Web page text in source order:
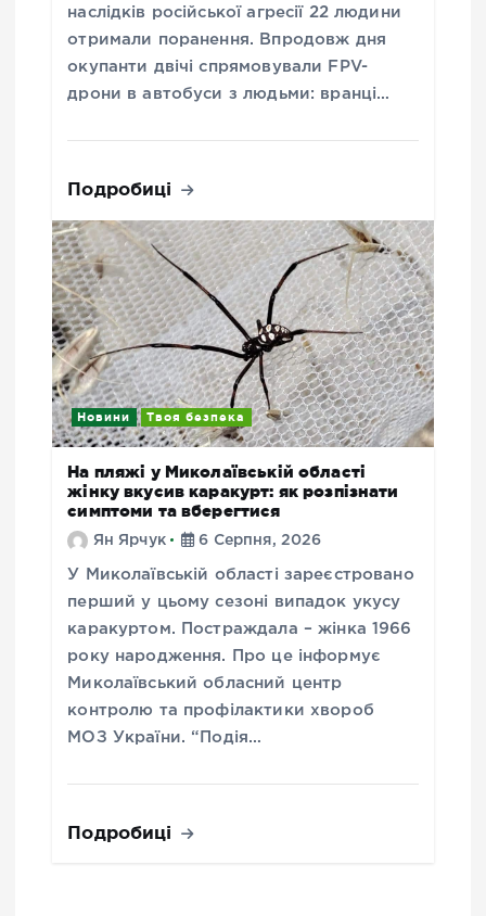
наслідків російської агресії 22 людини
отримали поранення. Впродовж дня
окупанти двічі спрямовували FPV-
дрони в автобуси з людьми: вранці…
Подробиці
Новини Твоя безпека
На пляжі у Миколаївській області
жінку вкусив каракурт: як розпізнати
симптоми та вберегтися
Ян Ярчук 6 Серпня, 2026
У Миколаївській області зареєстровано
перший у цьому сезоні випадок укусу
каракуртом. Постраждала – жінка 1966
року народження. Про це інформує
Миколаївський обласний центр
контролю та профілактики хвороб
МОЗ України. “Подія…
Подробиці